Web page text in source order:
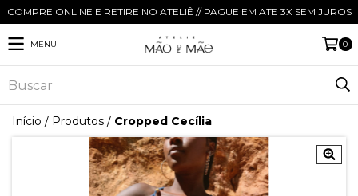
COMPRE ONLINE E RETIRE NO ATELIÊ // PAGUE EM ATE 3X SEM JUROS
MENU 0
Início / Produtos / Cropped Cecília